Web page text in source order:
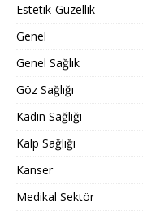
Estetik-Güzellik
Genel
Genel Sağlık
Göz Sağlığı
Kadın Sağlığı
Kalp Sağlığı
Kanser
Medikal Sektör